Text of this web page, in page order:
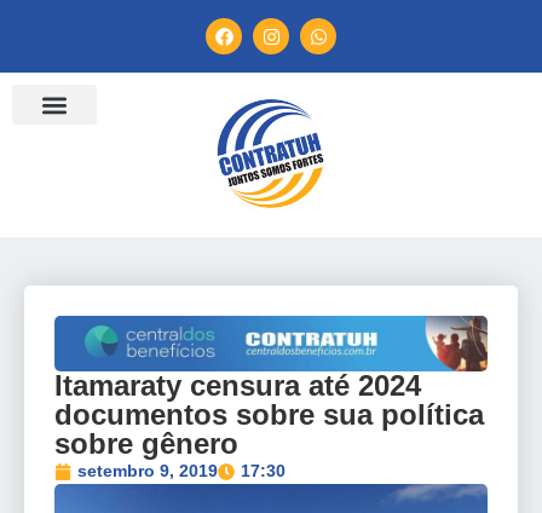
Itamaraty censura até 2024
documentos sobre sua política
sobre gênero
setembro 9, 2019 17:30